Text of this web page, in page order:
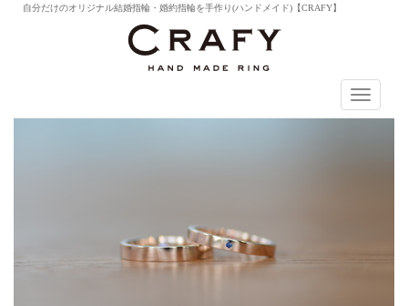
自分だけのオリジナル結婚指輪・婚約指輪を手作り(ハンドメイド)【CRAFY】
T
o